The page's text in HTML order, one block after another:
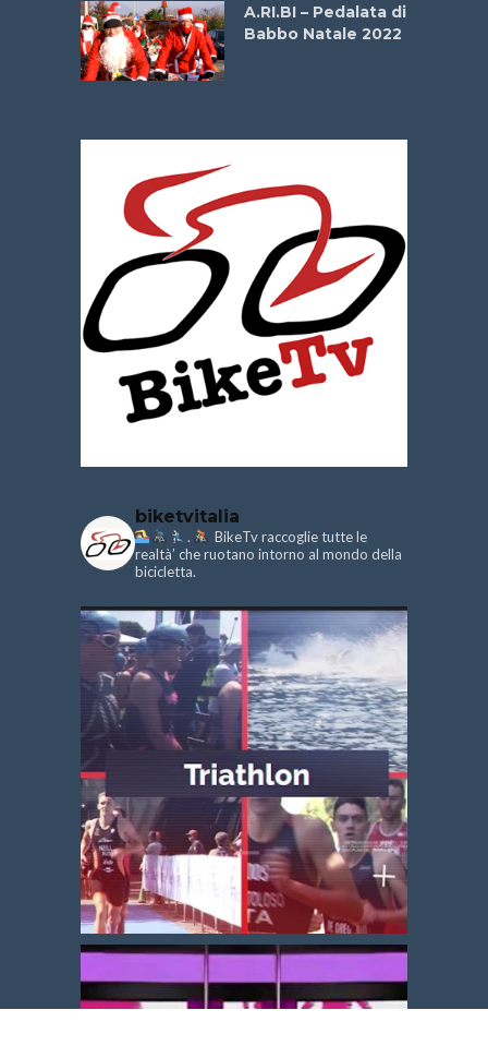
A.RI.BI – Pedalata di
Babbo Natale 2022
biketvitalia
.
BikeTv raccoglie tutte le
realtà’ che ruotano intorno al mondo della
bicicletta.